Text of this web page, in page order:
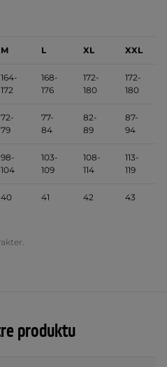
M L XL XXL
164-
172
168-
176
172-
180
172-
180
72-
79
77-
84
82-
89
87-
94
98-
104
103-
109
108-
114
113-
119
40 41 42 43
produktu